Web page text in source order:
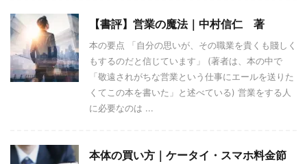
【書評】営業の魔法｜中村信仁 著
本の要点 「自分の思いが、その職業を貴くも賤しく
もするのだと信じています」 (著者は、本の中で
「敬遠されがちな営業という仕事にエールを送りた
くてこの本を書いた」と述べている) 営業をする人
に必要なのは ...
本体の買い方｜ケータイ・スマホ料金節